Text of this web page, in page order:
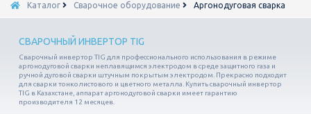
Каталог Сварочное оборудование Аргонодуговая сварка
СВАРОЧНЫЙ ИНВЕРТОР TIG
Сварочный инвертор TIG для профессионального использования в режиме
аргонодуговой сварки неплавящимся электродом в среде защитного газа и
ручной дуговой сварки штучным покрытым электродом. Прекрасно подходит
для сварки тонколистового и цветного металла. Купить сварочный инвертор
TIG в Казахстане, аппарат аргонодуговой сварки имеет гарантию
производителя 12 месяцев.